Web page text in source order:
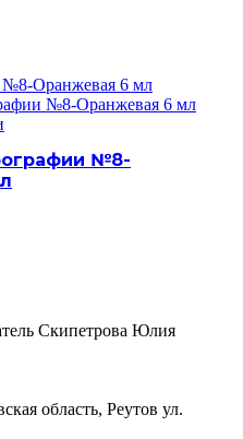
№8-
Скипетрова Юлия
область, Реутов ул.